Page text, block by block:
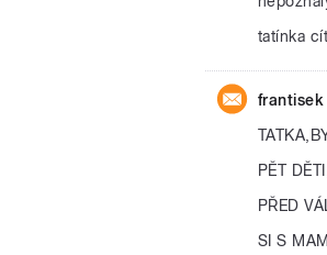
tatínka
PĚT
PŘED
SI S